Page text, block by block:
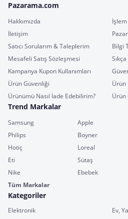
Pazarama.com
Hakkımızda
İletişim
Satıcı Sorularım & Taleplerim
Bilgi
Mesafeli Satış Sözleşmesi
Kampanya Kupon Kullanımları
Ürün Güvenliği
Ürün
Ürünümü Nasıl İade Edebilirim?
Ürün
Trend Markalar
Samsung Apple
Philips
Boyner
Hotiç
Loreal
Eti
Sütaş
Nike
Ebebek
Tüm Markalar
Kategoriler
Elektronik
Ev,